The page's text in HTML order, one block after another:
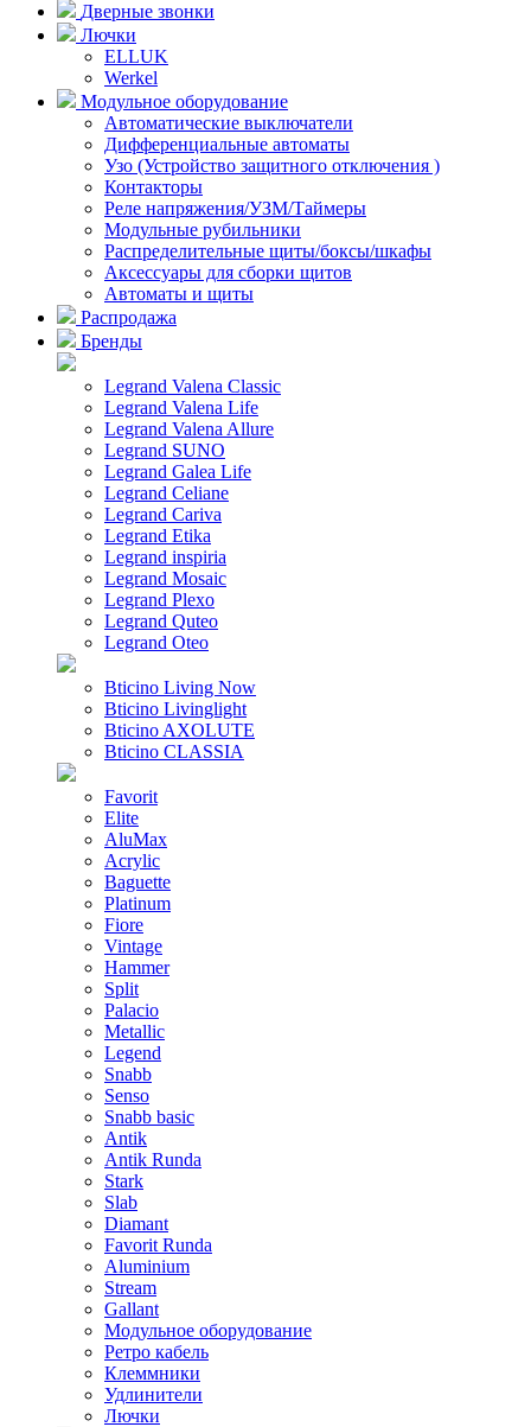
Дверные звонки
Лючки
ELLUK
Werkel
Модульное оборудование
Автоматические выключатели
Дифференциальные автоматы
Узо (Устройство защитного отключения )
Контакторы
Реле напряжения/УЗМ/Таймеры
Модульные рубильники
Распределительные щиты/боксы/шкафы
Аксессуары для сборки щитов
Автоматы и щиты
Распродажа
Бренды
Legrand Valena Classic
Legrand Valena Life
Legrand Valena Allure
Legrand SUNO
Legrand Galea Life
Legrand Celiane
Legrand Cariva
Legrand Etika
Legrand inspiria
Legrand Mosaic
Legrand Plexo
Legrand Quteo
Legrand Oteo
Bticino Living Now
Bticino Livinglight
Bticino AXOLUTE
Bticino CLASSIA
Favorit
Elite
AluMax
Acrylic
Baguette
Platinum
Fiore
Vintage
Hammer
Split
Palacio
Metallic
Legend
Snabb
Senso
Snabb basic
Antik
Antik Runda
Stark
Slab
Diamant
Favorit Runda
Aluminium
Stream
Gallant
Модульное оборудование
Ретро кабель
Клеммники
Удлинители
Лючки